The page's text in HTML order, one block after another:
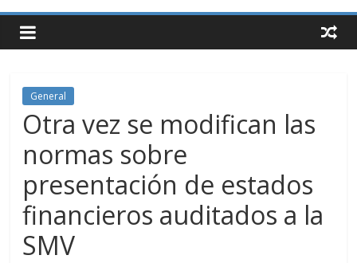
General
Otra vez se modifican las
normas sobre
presentación de estados
financieros auditados a la
SMV